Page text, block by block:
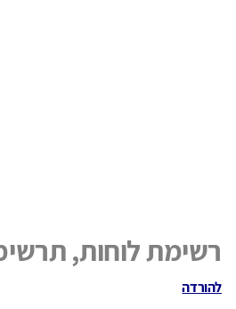
רשימת לוחות,
להורדה